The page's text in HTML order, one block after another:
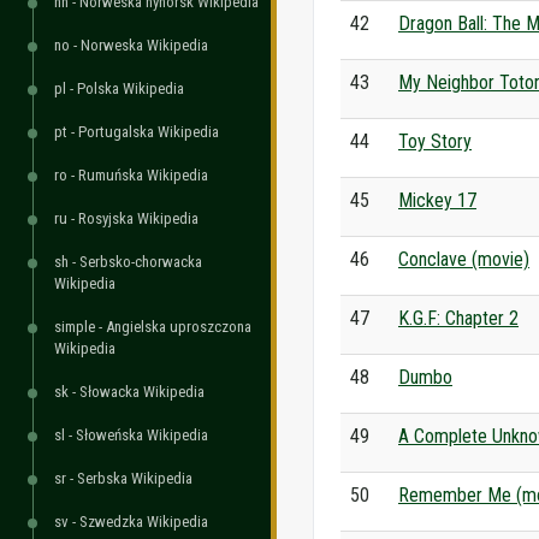
no - Norweska Wikipedia
pl - Polska Wikipedia
pt - Portugalska Wikipedia
ro - Rumuńska Wikipedia
ru - Rosyjska Wikipedia
sh - Serbsko-chorwacka
Wikipedia
simple - Angielska uproszczona
Wikipedia
sk - Słowacka Wikipedia
sl - Słoweńska Wikipedia
sr - Serbska Wikipedia
sv - Szwedzka Wikipedia
42 Dragon Ball: The
43 My Neighbor
44 Toy Story
45 Mickey 17
46 Conclave (movie)
47 K.G.F: Chapter 2
48 Dumbo
49 A Complete
50 Remember Me